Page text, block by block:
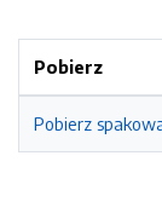
Pobierz
Pobierz